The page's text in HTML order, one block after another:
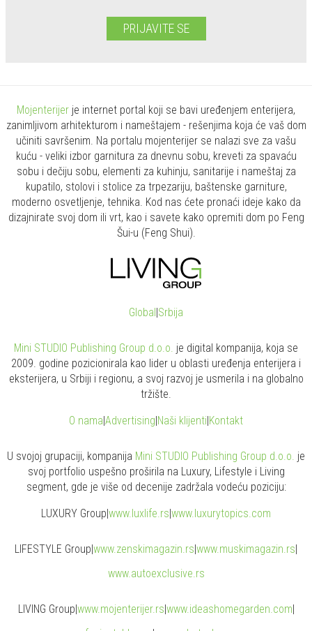
PRIJAVITE SE
Mojenterijer je internet portal koji se bavi uređenjem enterijera,
zanimljivom arhitekturom i nameštajem - rešenjima koja će vaš dom
učiniti savršenim. Na portalu mojenterijer se nalazi sve za vašu
kuću - veliki izbor garnitura za dnevnu sobu, kreveti za spavaću
sobu i dečiju sobu, elementi za kuhinju, sanitarije i nameštaj za
kupatilo, stolovi i stolice za trpezariju, baštenske garniture,
moderno osvetljenje, tehnika. Kod nas ćete pronaći ideje kako da
dizajnirate svoj dom ili vrt, kao i savete kako opremiti dom po Feng
Šui-u (Feng Shui).
Global Srbija
Mini STUDIO Publishing Group d.o.o. je digital kompanija, koja se
2009. godine pozicionirala kao lider u oblasti uređenja enterijera i
eksterijera, u Srbiji i regionu, a svoj razvoj je usmerila i na globalno
tržište.
O nama Advertising Naši klijenti Kontakt
U svojoj grupaciji, kompanija Mini STUDIO Publishing Group d.o.o. je
svoj portfolio uspešno proširila na Luxury, Lifestyle i Living
segment, gde je više od decenije zadržala vodeću poziciju:
LUXURY Group www. luxlife.rs www. luxurytopics.com
LIFESTYLE Group www.zenskimagazin.rs www.muskimagazin.rs
www.autoexclusive.rs
LIVING Group www.mojenterijer.rs www.ideashomegarden.com